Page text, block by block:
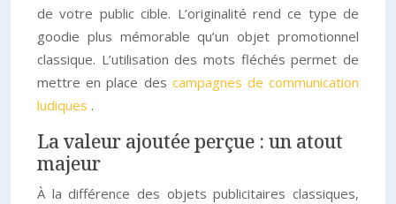
de votre public cible. L’originalité rend ce type de
goodie plus mémorable qu’un objet promotionnel
classique. L’utilisation des mots fléchés permet de
mettre en place des campagnes de communication
ludiques .
La valeur ajoutée perçue : un atout
majeur
À la différence des objets publicitaires classiques,